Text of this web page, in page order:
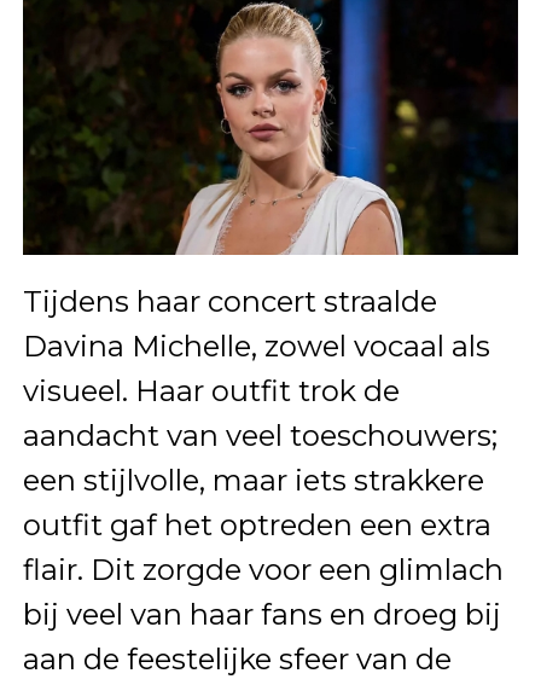
Tijdens haar concert straalde
Davina Michelle, zowel vocaal als
visueel. Haar outfit trok de
aandacht van veel toeschouwers;
een stijlvolle, maar iets strakkere
outfit gaf het optreden een extra
flair. Dit zorgde voor een glimlach
bij veel van haar fans en droeg bij
aan de feestelijke sfeer van de